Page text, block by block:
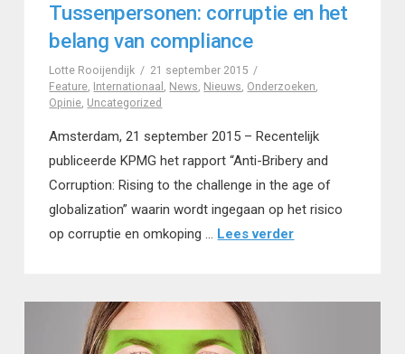
Tussenpersonen: corruptie en het
belang van compliance
Lotte Rooijendijk
21 september 2015
Feature, Internationaal , News, Nieuws, Onderzoeken,
Opinie, Uncategorized
Amsterdam, 21 september 2015 – Recentelijk
publiceerde KPMG het rapport “Anti-Bribery and
Corruption: Rising to the challenge in the age of
globalization” waarin wordt ingegaan op het risico
op corruptie en omkoping … Lees verder